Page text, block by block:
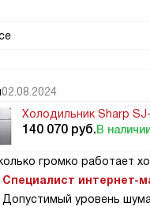
02.08.2024
Холодильник Sharp
140 070 руб.В
громко работает
Специалист интернет-
Допустимый уровень